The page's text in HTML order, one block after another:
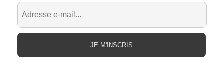
JE M'INSCRIS